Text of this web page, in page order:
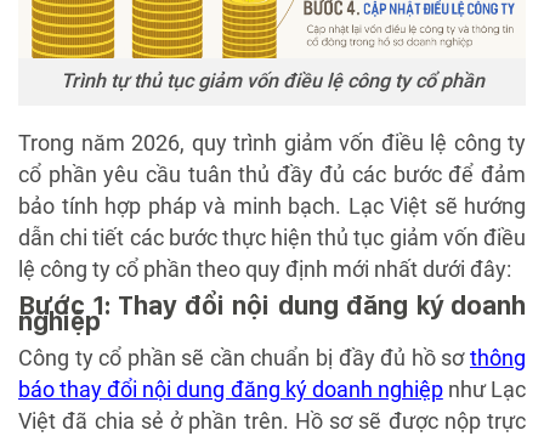
Trình tự thủ tục giảm vốn điều lệ công ty cổ phần
Trong năm 2026, quy trình giảm vốn điều lệ công ty
cổ phần yêu cầu tuân thủ đầy đủ các bước để đảm
bảo tính hợp pháp và minh bạch. Lạc Việt sẽ hướng
dẫn chi tiết các bước thực hiện thủ tục giảm vốn điều
lệ công ty cổ phần theo quy định mới nhất dưới đây:
Bước 1: Thay đổi nội dung đăng ký doanh
nghiệp
Công ty cổ phần sẽ cần chuẩn bị đầy đủ hồ sơthông
báo thay đổi nội dung đăng ký doanh nghiệpnhư Lạc
Việt đã chia sẻ ở phần trên. Hồ sơ sẽ được nộp trực